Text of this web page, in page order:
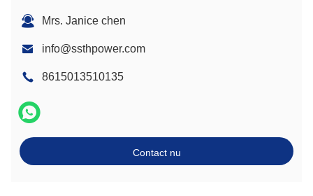
Mrs. Janice chen
info@ssthpower.com
8615013510135
Contact nu